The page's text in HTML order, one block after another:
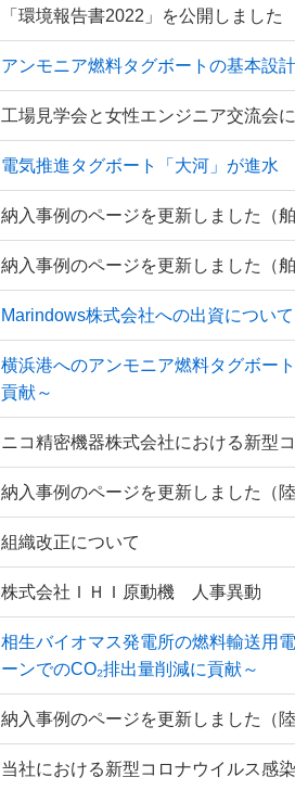
「環境報告書2022」を公開しました
アンモニア燃料タグボートの基本設
工場見学会と女性エンジニア交流会
電気推進タグボート「大河」が進水
納入事例のページを更新しました（
納入事例のページを更新しました（
Marindows株式会社への出資について
横浜港へのアンモニア燃料タグボー
貢献～
ニコ精密機器株式会社における新型
納入事例のページを更新しました（
組織改正について
株式会社ＩＨＩ原動機 人事異動
相生バイオマス発電所の燃料輸送用
ーンでのCO₂排出量削減に貢献～
納入事例のページを更新しました（
当社における新型コロナウイルス感